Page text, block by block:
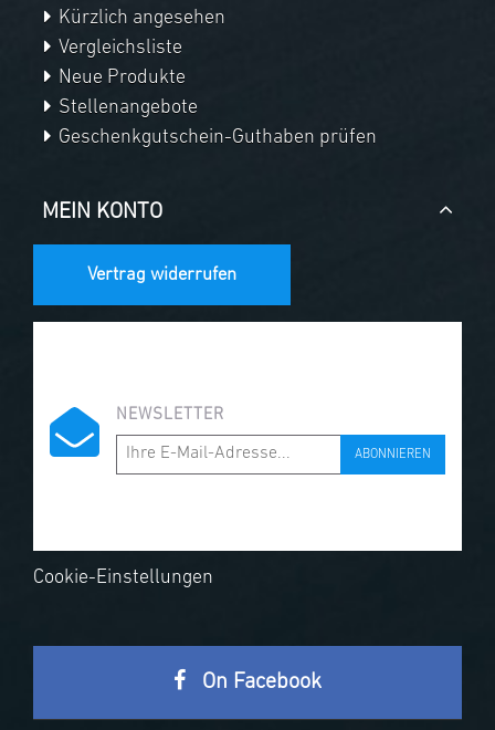
Kürzlich angesehen
Vergleichsliste
Neue Produkte
Stellenangebote
Geschenkgutschein-Guthaben prüfen
MEIN KONTO
Vertrag widerrufen
NEWSLETTER
ABONNIEREN
Cookie-Einstellungen
On Facebook